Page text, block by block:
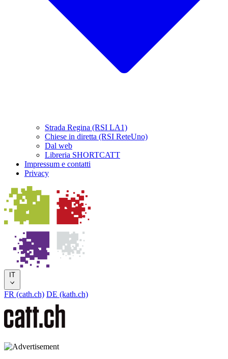
Strada Regina (RSI LA1)
Chiese in diretta (RSI ReteUno)
Dal web
Libreria SHORTCATT
Impressum e contatti
Privacy
IT
FR (cath.ch) DE (kath.ch)